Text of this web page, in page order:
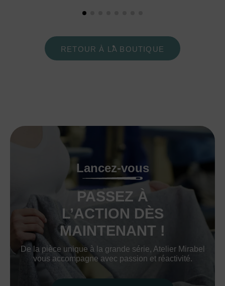
RETOUR À LA BOUTIQUE
Lancez-vous
PASSEZ À
L’ACTION DÈS
MAINTENANT !
De la pièce unique à la grande série, Atelier Mirabel
vous accompagne avec passion et réactivité.